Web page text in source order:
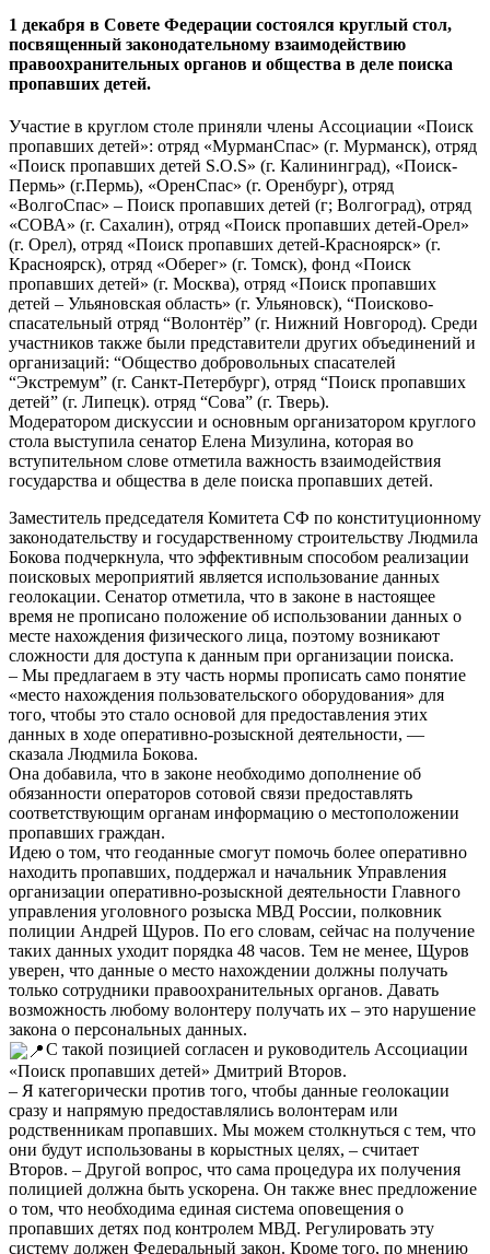
1 декабря в Совете Федерации состоялся круглый стол,
посвященный законодательному взаимодействию
правоохранительных органов и общества в деле поиска
пропавших детей.
Участие в круглом столе приняли члены Ассоциации «Поиск
пропавших детей»: отряд «МурманСпас» (г. Мурманск), отряд
«Поиск пропавших детей S.O.S» (г. Калининград), «Поиск-
Пермь» (г.Пермь), «ОренСпас» (г. Оренбург), отряд
«ВолгоСпас» – Поиск пропавших детей (г; Волгоград), отряд
«СОВА» (г. Сахалин), отряд «Поиск пропавших детей-Орел»
(г. Орел), отряд «Поиск пропавших детей-Красноярск» (г.
Красноярск), отряд «Оберег» (г. Томск), фонд «Поиск
пропавших детей» (г. Москва), отряд «Поиск пропавших
детей – Ульяновская область» (г. Ульяновск), “Поисково-
спасательный отряд “Волонтёр” (г. Нижний Новгород). Среди
участников также были представители других объединений и
организаций: “Общество добровольных спасателей
“Экстремум” (г. Санкт-Петербург), отряд “Поиск пропавших
детей” (г. Липецк). отряд “Сова” (г. Тверь).
Модератором дискуссии и основным организатором круглого
стола выступила сенатор Елена Мизулина, которая во
вступительном слове отметила важность взаимодействия
государства и общества в деле поиска пропавших детей.
Заместитель председателя Комитета СФ по конституционному
законодательству и государственному строительству Людмила
Бокова подчеркнула, что эффективным способом реализации
поисковых мероприятий является использование данных
геолокации. Сенатор отметила, что в законе в настоящее
время не прописано положение об использовании данных о
месте нахождения физического лица, поэтому возникают
сложности для доступа к данным при организации поиска.
– Мы предлагаем в эту часть нормы прописать само понятие
«место нахождения пользовательского оборудования» для
того, чтобы это стало основой для предоставления этих
данных в ходе оперативно-розыскной деятельности, —
сказала Людмила Бокова.
Она добавила, что в законе необходимо дополнение об
обязанности операторов сотовой связи предоставлять
соответствующим органам информацию о местоположении
пропавших граждан.
Идею о том, что геоданные смогут помочь более оперативно
находить пропавших, поддержал и начальник Управления
организации оперативно-розыскной деятельности Главного
управления уголовного розыска МВД России, полковник
полиции Андрей Щуров. По его словам, сейчас на получение
таких данных уходит порядка 48 часов. Тем не менее, Щуров
уверен, что данные о место нахождении должны получать
только сотрудники правоохранительных органов. Давать
возможность любому волонтеру получать их – это нарушение
закона о персональных данных.
С такой позицией согласен и руководитель Ассоциации
«Поиск пропавших детей» Дмитрий Второв.
– Я категорически против того, чтобы данные геолокации
сразу и напрямую предоставлялись волонтерам или
родственникам пропавших. Мы можем столкнуться с тем, что
они будут использованы в корыстных целях, – считает
Второв. – Другой вопрос, что сама процедура их получения
полицией должна быть ускорена. Он также внес предложение
о том, что необходима единая система оповещения о
пропавших детях под контролем МВД. Регулировать эту
систему должен Федеральный закон. Кроме того, по мнению